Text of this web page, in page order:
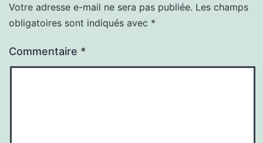
Votre adresse e-mail ne sera pas publiée. Les champs
obligatoires sont indiqués avec *
Commentaire *